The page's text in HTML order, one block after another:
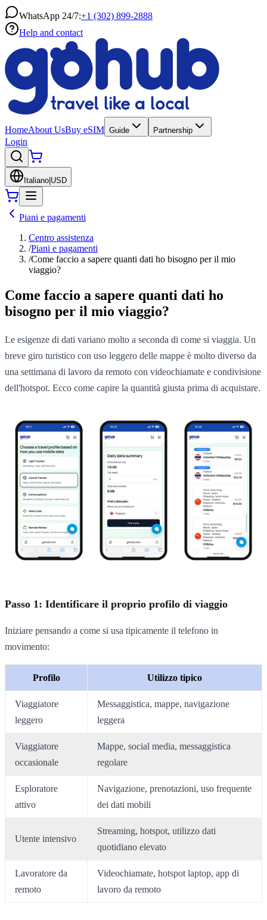
WhatsApp 24/7:+1 (302) 899-2888
Help and contact
HomeAbout UsBuy eSIM Guide Partnership
Login
Italiano USD
Piani e pagamenti
Centro assistenza
/Piani e pagamenti
/Come faccio a sapere quanti dati ho bisogno per il mio
viaggio?
Come faccio a sapere quanti dati ho
bisogno per il mio viaggio?
Le esigenze di dati variano molto a seconda di come si viaggia. Un
breve giro turistico con uso leggero delle mappe è molto diverso da
una settimana di lavoro da remoto con videochiamate e condivisione
dell'hotspot. Ecco come capire la quantità giusta prima di acquistare.
Passo 1: Identificare il proprio profilo di viaggio
Iniziare pensando a come si usa tipicamente il telefono in
movimento:
Profilo Utilizzo tipico
Viaggiatore
leggero
Messaggistica, mappe, navigazione
leggera
Viaggiatore
occasionale
Mappe, social media, messaggistica
regolare
Esploratore
attivo
Navigazione, prenotazioni, uso frequente
dei dati mobili
Utente intensivo
Streaming, hotspot, utilizzo dati
quotidiano elevato
Lavoratore da
remoto
Videochiamate, hotspot laptop, app di
lavoro da remoto